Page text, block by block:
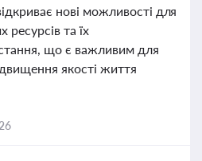
нові можливості для
та їх
що є важливим для
якості життя